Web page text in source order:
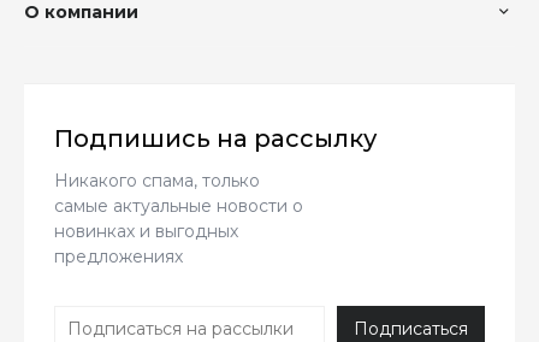
О компании
Подпишись на рассылку
Никакого спама, только
самые актуальные новости о
новинках и выгодных
предложениях